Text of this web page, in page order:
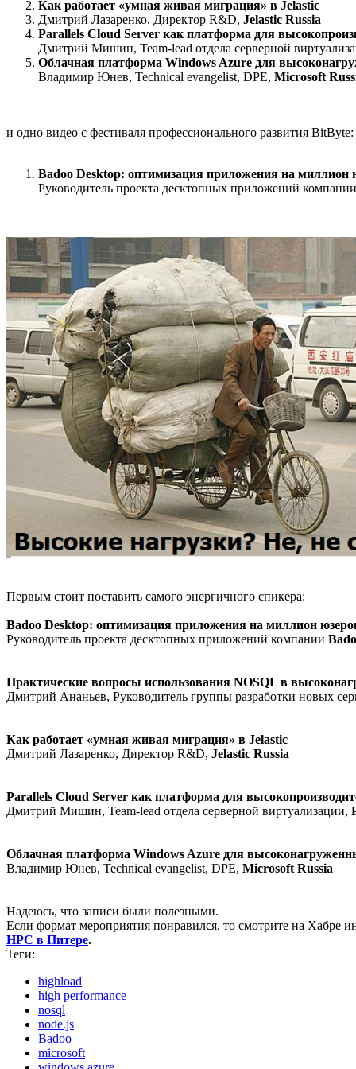
Как работает «умная живая миграция» в Jelastic
Дмитрий Лазаренко, Директор R&D, Jelastic Russia
Parallels Cloud Server как платформа для
Дмитрий Мишин, Team-lead отдела серверной
Облачная платформа Windows Azure для
Владимир Юнев, Technical evangelist, DPE, Microsoft
и одно видео с фестиваля профессионального развития BitByte:
Badoo Desktop: оптимизация приложения на миллион
Руководитель проекта десктопных приложений
Первым стоит поставить самого энергичного спикера:
Badoo Desktop: оптимизация приложения на миллион
Руководитель проекта десктопных приложений компании
Практические вопросы использования NOSQL в
Дмитрий Ананьев, Руководитель группы разработки новых
Как работает «умная живая миграция» в Jelastic
Дмитрий Лазаренко, Директор R&D, Jelastic Russia
Parallels Cloud Server как платформа для
Дмитрий Мишин, Team-lead отдела серверной виртуализации,
Облачная платформа Windows Azure для
Владимир Юнев, Technical evangelist, DPE, Microsoft Russia
Надеюсь, что записи были полезными.
Если формат мероприятия понравился, то смотрите на
HPC в Питере.
Теги:
highload
high performance
nosql
node.js
Badoo
microsoft